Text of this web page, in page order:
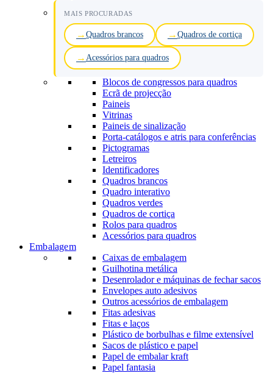
MAIS PROCURADAS
Quadros brancos Quadros de cortiça
Acessórios para quadros
Blocos de congressos para quadros
Ecrã de projecção
Paineis
Vitrinas
Paineis de sinalização
Porta-catálogos e atris para conferências
Pictogramas
Letreiros
Identificadores
Quadros brancos
Quadro interativo
Quadros verdes
Quadros de cortiça
Rolos para quadros
Acessórios para quadros
Embalagem
Caixas de embalagem
Guilhotina metálica
Desenrolador e máquinas de fechar sacos
Envelopes auto adesivos
Outros acessórios de embalagem
Fitas adesivas
Fitas e laços
Plástico de borbulhas e filme extensível
Sacos de plástico e papel
Papel de embalar kraft
Papel fantasia